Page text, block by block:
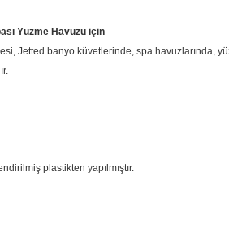
Yüzme Havuzu için
Jetted banyo küvetlerinde, spa havuzlarında,
plastikten yapılmıştır.